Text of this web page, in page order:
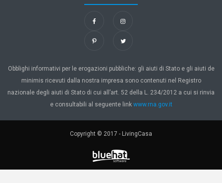
Obblighi informativi per le erogazioni pubbliche: gli aiuti di Stato e gli aiuti de
minimis ricevuti dalla nostra impresa sono contenuti nel Registro
nazionale degli aiuti di Stato di cui all’art. 52 della L. 234/2012 a cui si rinvia
e consultabili al seguente link www.rna.gov.it
Copyright © 2017 - LivingCasa